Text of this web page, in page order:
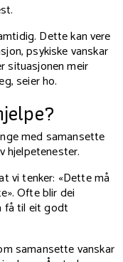
Dette kan vere
psykiske vanskar
situasjonen meir
seier ho.
med samansette
hjelpetenester.
vi tenker: «Dette må
Ofte blir dei
få til eit godt
samansette vanskar